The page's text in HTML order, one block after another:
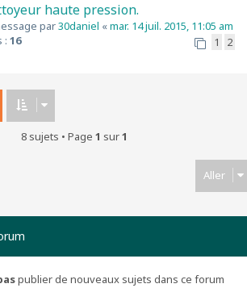
haute pression.
par30daniel «mar. 14 juil. 2015, 11:05 am
: 16 1 2
8 sujets • Page 1 sur1
Aller
publier de nouveaux sujets dans ce forum